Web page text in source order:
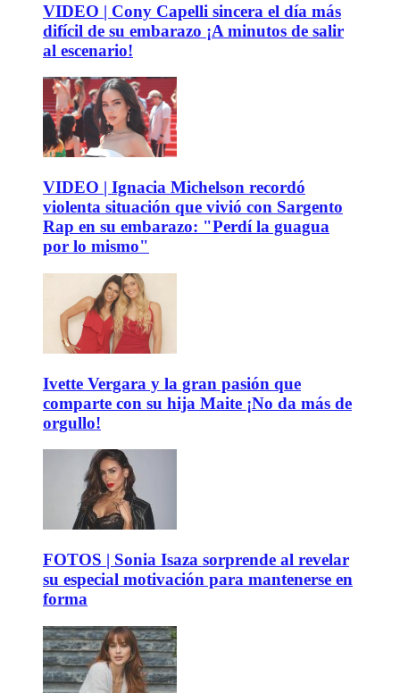
VIDEO | Cony Capelli sincera el día más
difícil de su embarazo ¡A minutos de salir
al escenario!
VIDEO | Ignacia Michelson recordó
violenta situación que vivió con Sargento
Rap en su embarazo: "Perdí la guagua
por lo mismo"
Ivette Vergara y la gran pasión que
comparte con su hija Maite ¡No da más de
orgullo!
FOTOS | Sonia Isaza sorprende al revelar
su especial motivación para mantenerse en
forma